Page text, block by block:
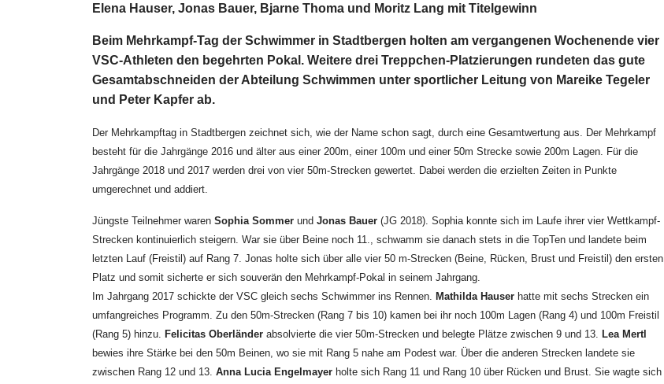
Elena Hauser, Jonas Bauer, Bjarne Thoma und Moritz Lang mit Titelgewinn
Beim Mehrkampf-Tag der Schwimmer in Stadtbergen holten am vergangenen Wochenende vier
VSC-Athleten den begehrten Pokal. Weitere drei Treppchen-Platzierungen rundeten das gute
Gesamtabschneiden der Abteilung Schwimmen unter sportlicher Leitung von Mareike Tegeler
und Peter Kapfer ab.
Der Mehrkampftag in Stadtbergen zeichnet sich, wie der Name schon sagt, durch eine Gesamtwertung aus. Der Mehrkampf
besteht für die Jahrgänge 2016 und älter aus einer 200m, einer 100m und einer 50m Strecke sowie 200m Lagen. Für die
Jahrgänge 2018 und 2017 werden drei von vier 50m-Strecken gewertet. Dabei werden die erzielten Zeiten in Punkte
umgerechnet und addiert.
Jüngste Teilnehmer waren Sophia Sommer und Jonas Bauer (JG 2018). Sophia konnte sich im Laufe ihrer vier Wettkampf-
Strecken kontinuierlich steigern. War sie über Beine noch 11., schwamm sie danach stets in die TopTen und landete beim
letzten Lauf (Freistil) auf Rang 7. Jonas holte sich über alle vier 50 m-Strecken (Beine, Rücken, Brust und Freistil) den ersten
Platz und somit sicherte er sich souverän den Mehrkampf-Pokal in seinem Jahrgang.
Im Jahrgang 2017 schickte der VSC gleich sechs Schwimmer ins Rennen. Mathilda Hauser hatte mit sechs Strecken ein
umfangreiches Programm. Zu den 50m-Strecken (Rang 7 bis 10) kamen bei ihr noch 100m Lagen (Rang 4) und 100m Freistil
(Rang 5) hinzu. Felicitas Oberländer absolvierte die vier 50m-Strecken und belegte Plätze zwischen 9 und 13. Lea Mertl
bewies ihre Stärke bei den 50m Beinen, wo sie mit Rang 5 nahe am Podest war. Über die anderen Strecken landete sie
zwischen Rang 12 und 13. Anna Lucia Engelmayer holte sich Rang 11 und Rang 10 über Rücken und Brust. Sie wagte sich